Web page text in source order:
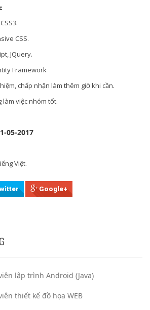
CSS.
JQuery.
Framework
chấp nhận làm thêm giờ khi cần.
làm việc nhóm tốt.
05-2017
Việt.
Google+
lập trình Android (Java)
thiết kế đồ họa WEB